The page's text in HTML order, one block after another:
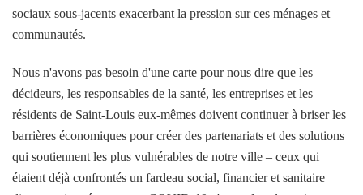
sociaux sous-jacents exacerbant la pression sur ces ménages et
communautés.
Nous n'avons pas besoin d'une carte pour nous dire que les
décideurs, les responsables de la santé, les entreprises et les
résidents de Saint-Louis eux-mêmes doivent continuer à briser les
barrières économiques pour créer des partenariats et des solutions
qui soutiennent les plus vulnérables de notre ville – ceux qui
étaient déjà confrontés un fardeau social, financier et sanitaire